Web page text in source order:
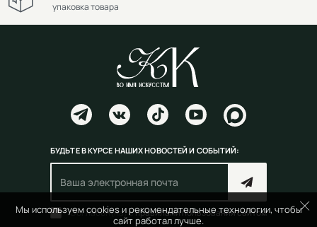
Мы используем cookies и рекомендательные технологии, чтобы
сайт работал лучше.
упаковка товара
БУДЬТЕ В КУРСЕ НАШИХ НОВОСТЕЙ И СОБЫТИЙ:
Согласен(на) справилами пользования сайтом